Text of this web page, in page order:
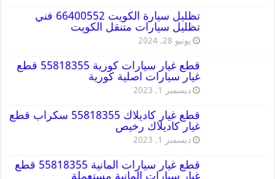
تظليل سيارة الكويت 66400552 فني
تظليل سيارات متنقل الكويت
يونيو 28, 2024
قطع غيار سيارات كورية 55818355 قطع
غيار سيارات اصلية كورية
ديسمبر 1, 2023
قطع غيار كاديلاك 55818355 سكراب قطع
غيار كاديلاك رخيص
ديسمبر 1, 2023
قطع غيار سيارات المانية 55818355 قطع
غيار سيارات المانية مستعملة